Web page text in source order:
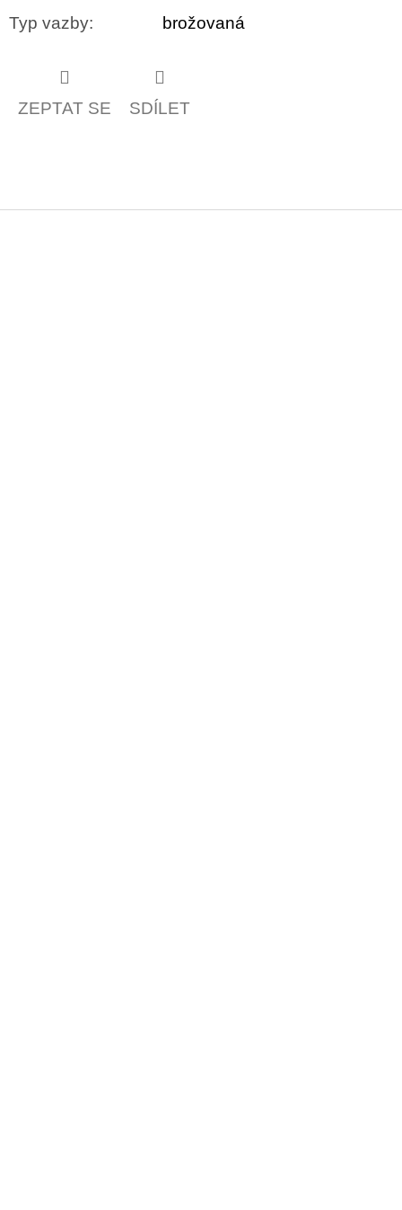
Typ vazby: brožovaná
ZEPTAT SE SDÍLET